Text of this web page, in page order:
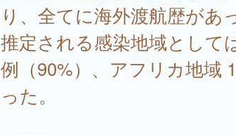
り、全てに海外渡航歴があ
推定される感染地域として
例（90%）、アフリカ地域
った。